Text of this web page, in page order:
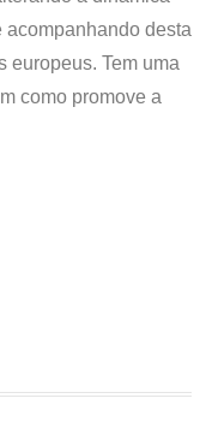
desta
europeus. Tem uma
como promove a